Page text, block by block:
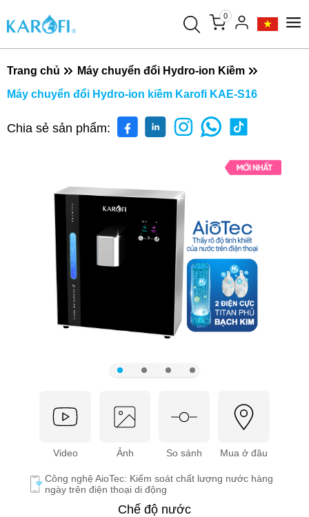
0
Trang chủ
Máy chuyển đổi Hydro-ion Kiềm
Máy chuyển đổi Hydro-ion kiềm Karofi KAE-S16
Chia sẻ sản phẩm:
Video Ảnh So sánh Mua ở đâu
Công nghệ AioTec: Kiểm soát chất lượng nước hàng
ngày trên điện thoại di động
Chế độ nước